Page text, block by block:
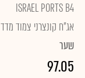
ISRAEL PORTS B4
אג"ח קונצרני צמוד מדד
שער
97.05